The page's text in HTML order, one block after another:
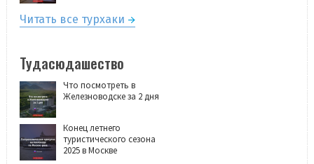
Читать все турхаки
Тудасюдашество
Что посмотреть в
Железноводске за 2 дня
Конец летнего
туристического сезона
2025 в Москве